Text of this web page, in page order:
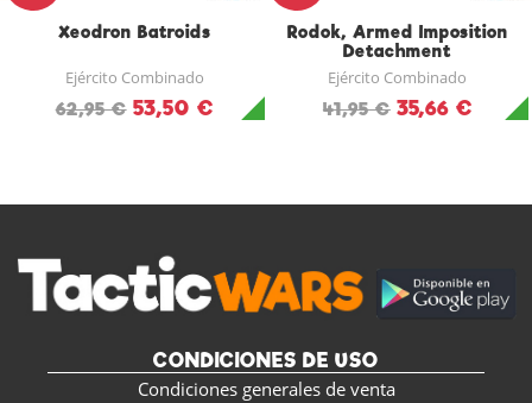
Xeodron Batroids
Ejército Combinado
62,95 € 53,50 €
Rodok, Armed Imposition
Detachment
Ejército Combinado
41,95 € 35,66 €
CONDICIONES DE USO
Condiciones generales de venta